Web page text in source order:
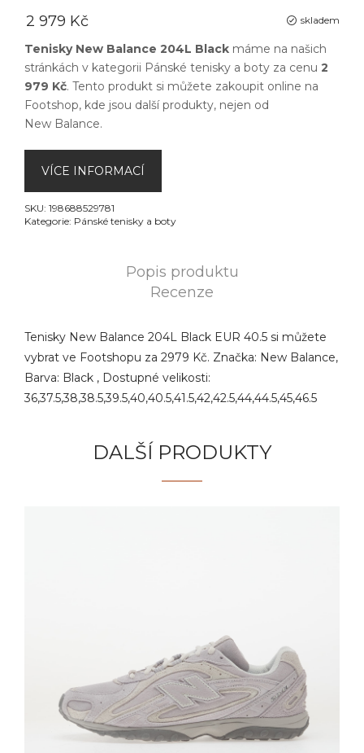
skladem
2 979 Kč
Tenisky New Balance 204L Black máme na našich
stránkách v kategorii Pánské tenisky a boty za cenu 2
979 Kč. Tento produkt si můžete zakoupit online na
Footshop, kde jsou další produkty, nejen od
New Balance.
VÍCE INFORMACÍ
SKU: 198688529781
Kategorie: Pánské tenisky a boty
Popis produktu
Recenze
Tenisky New Balance 204L Black EUR 40.5 si můžete
vybrat ve Footshopu za 2979 Kč. Značka: New Balance,
Barva: Black , Dostupné velikosti:
36,37.5,38,38.5,39.5,40,40.5,41.5,42,42.5,44,44.5,45,46.5
DALŠÍ PRODUKTY